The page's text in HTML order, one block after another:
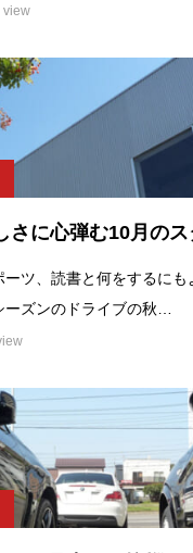
view
さに心弾む10月の
ーツ、読書と何をするにも
ズンのドライブの秋…